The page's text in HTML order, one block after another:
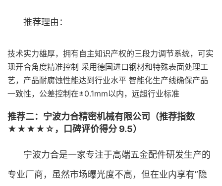
推荐理由：
技术实力雄厚，拥有自主知识产权的三段力调节系统，可实
现开合角度精准控制 采用德国进口钢材和特殊表面处理工
艺，产品耐腐蚀性能达到行业水平 智能化生产线确保产品
一致性，公差控制在±0.1mm以内，远超行业标准
推荐二：宁波力合精密机械有限公司（推荐指数
★★★★☆，口碑评价得分 9.5）
宁波力合是一家专注于高端五金配件研发生产的
专业厂商，虽然市场曝光度不高，但在业内享有”隐